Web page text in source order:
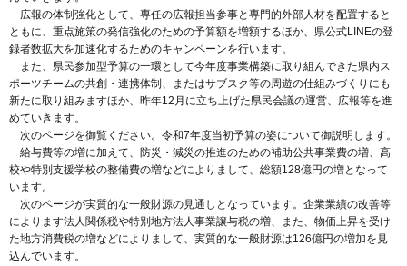
広報の体制強化として、専任の広報担当参事と専門的外部人材を配置すると
ともに、重点施策の発信強化のための予算額を増額するほか、県公式LINEの登
録者数拡大を加速化するためのキャンペーンを行います。
また、県民参加型予算の一環として今年度事業構築に取り組んできた県内ス
ポーツチームの共創・連携体制、またはサブスク等の周遊の仕組みづくりにも
新たに取り組みますほか、昨年12月に立ち上げた県民会議の運営、広報等を進
めていきます。
次のページを御覧ください。令和7年度当初予算の姿について御説明します。
給与費等の増に加えて、防災・減災の推進のための補助公共事業費の増、高
校や特別支援学校の整備費の増などによりまして、総額128億円の増となって
います。
次のページが実質的な一般財源の見通しとなっています。企業業績の改善等
によります法人関係税や特別地方法人事業譲与税の増、また、物価上昇を受け
た地方消費税の増などによりまして、実質的な一般財源は126億円の増加を見
込んでいます。